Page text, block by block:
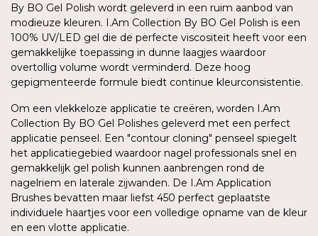
By BO Gel Polish wordt geleverd in een ruim aanbod van
modieuze kleuren. I.Am Collection By BO Gel Polish is een
100% UV/LED gel die de perfecte viscositeit heeft voor een
gemakkelijke toepassing in dunne laagjes waardoor
overtollig volume wordt verminderd. Deze hoog
gepigmenteerde formule biedt continue kleurconsistentie.
Om een vlekkeloze applicatie te creëren, worden I.Am
Collection By BO Gel Polishes geleverd met een perfect
applicatie penseel. Een "contour cloning" penseel spiegelt
het applicatiegebied waardoor nagel professionals snel en
gemakkelijk gel polish kunnen aanbrengen rond de
nagelriem en laterale zijwanden. De I.Am Application
Brushes bevatten maar liefst 450 perfect geplaatste
individuele haartjes voor een volledige opname van de kleur
en een vlotte applicatie.